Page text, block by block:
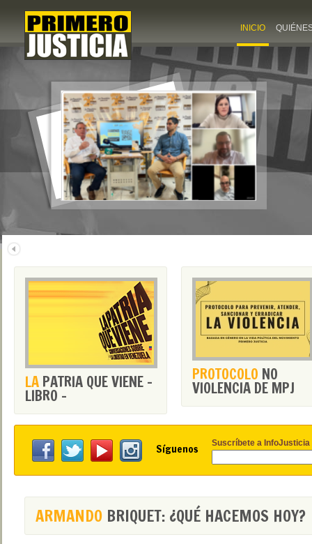
INICIO
LA PATRIA QUE VIENE -
LIBRO -
PROTOCOLO NO
VIOLENCIA DE MPJ
Síguenos Suscríbete a InfoJusticia
ARMANDO BRIQUET: ¿QUÉ HACEMOS HOY?